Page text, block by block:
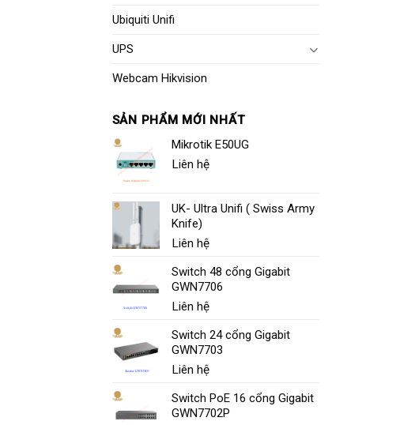
Ubiquiti Unifi
UPS
Webcam Hikvision
SẢN PHẨM MỚI NHẤT
Mikrotik E50UG
Liên hệ
UK- Ultra Unifi ( Swiss Army
Knife)
Liên hệ
Switch 48 cổng Gigabit
GWN7706
Liên hệ
Switch 24 cổng Gigabit
GWN7703
Liên hệ
Switch PoE 16 cổng Gigabit
GWN7702P